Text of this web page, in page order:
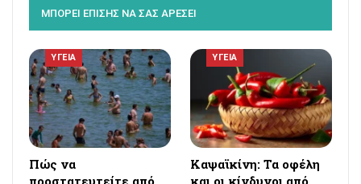
ΜΠΟΡΕΙ ΕΠΙΣΗΣ ΝΑ ΣΑΣ ΑΡΕΣΕΙ
ΥΓΕΙΑ
Πώς να
προστατευτείτε από
ΥΓΕΙΑ
Καψαϊκίνη: Τα οφέλη
και οι κίνδυνοι από